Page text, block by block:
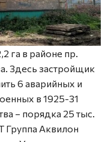
га в районе пр.
Здесь застройщик
6 аварийных и
в 1925-31
– порядка 25 тыс.
Группа Аквилон